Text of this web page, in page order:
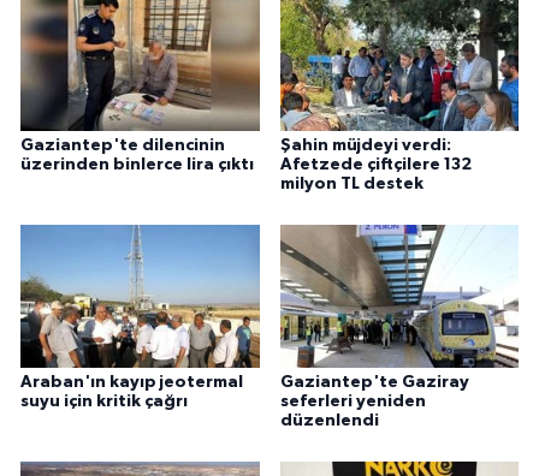
Gaziantep'te dilencinin
üzerinden binlerce lira çıktı
Şahin müjdeyi verdi:
Afetzede çiftçilere 132
milyon TL destek
Araban'ın kayıp jeotermal
suyu için kritik çağrı
Gaziantep'te Gaziray
seferleri yeniden
düzenlendi